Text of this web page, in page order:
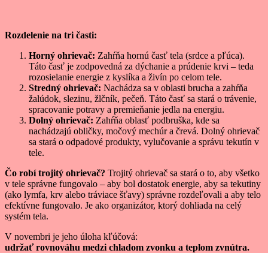
Rozdelenie na tri časti:
Horný ohrievač: Zahŕňa hornú časť tela (srdce a pľúca).
Táto časť je zodpovedná za dýchanie a prúdenie krvi – teda
rozosielanie energie z kyslíka a živín po celom tele.
Stredný ohrievač: Nachádza sa v oblasti brucha a zahŕňa
žalúdok, slezinu, žlčník, pečeň. Táto časť sa stará o trávenie,
spracovanie potravy a premieňanie jedla na energiu.
Dolný ohrievač: Zahŕňa oblasť podbruška, kde sa
nachádzajú obličky, močový mechúr a črevá. Dolný ohrievač
sa stará o odpadové produkty, vylučovanie a správu tekutín v
tele.
Čo robí trojitý ohrievač? Trojitý ohrievač sa stará o to, aby všetko
v tele správne fungovalo – aby bol dostatok energie, aby sa tekutiny
(ako lymfa, krv alebo tráviace šťavy) správne rozdeľovali a aby telo
efektívne fungovalo. Je ako organizátor, ktorý dohliada na celý
systém tela.
V novembri je jeho úloha kľúčová:
udržať rovnováhu medzi chladom zvonku a teplom zvnútra.